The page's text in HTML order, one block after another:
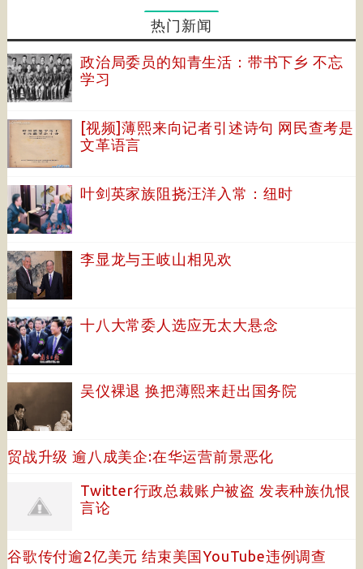
热门新闻
政治局委员的知青生活：带书下乡 不忘
学习
[视频]薄熙来向记者引述诗句 网民查考是
文革语言
叶剑英家族阻挠汪洋入常：纽时
李显龙与王岐山相见欢
十八大常委人选应无太大悬念
吴仪裸退 换把薄熙来赶出国务院
贸战升级 逾八成美企:在华运营前景恶化
Twitter行政总裁账户被盗 发表种族仇恨
言论
谷歌传付逾2亿美元 结束美国YouTube违例调查